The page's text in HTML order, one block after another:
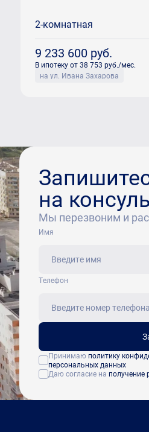
2-комнатная
9 233 600 руб.
В ипотеку от 38 753 руб./мес.
на ул. Ивана Захарова
на
Мы перезвоним и
Имя
Tелефон
Принимаю политику
персональных данных
Даю согласие на